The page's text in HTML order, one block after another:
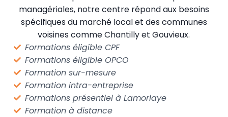
managériales, notre centre répond aux besoins
spécifiques du marché local et des communes
voisines comme Chantilly et Gouvieux.
Formations éligible CPF
Formations éligible OPCO
Formation sur-mesure
Formation intra-entreprise
Formations présentiel à Lamorlaye
Formation à distance